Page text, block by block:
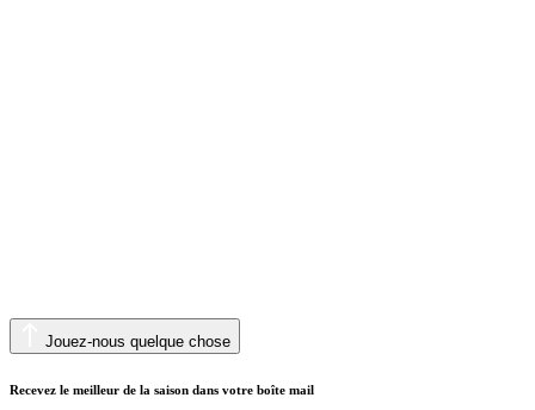
Jouez-nous quelque chose
Recevez le meilleur de la saison dans votre boîte mail